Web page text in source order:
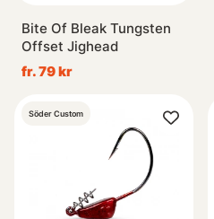
Bite Of Bleak Tungsten
Offset Jighead
fr. 79 kr
Söder Custom